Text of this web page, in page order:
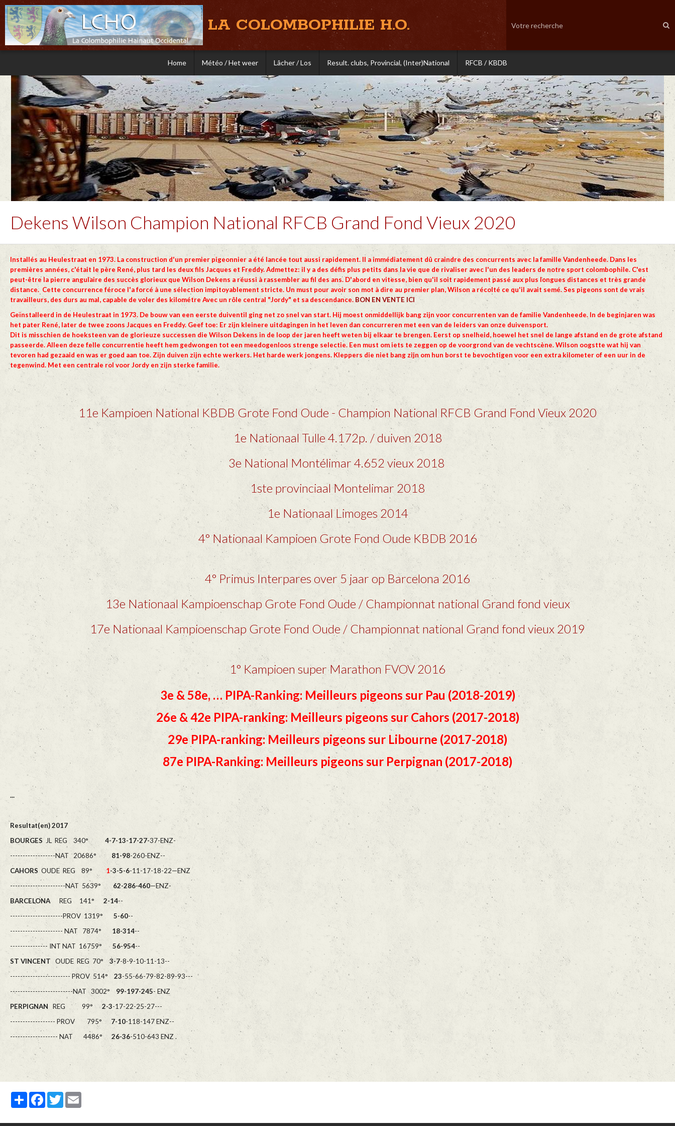
LA COLOMBOPHILIE H.O.
Home Météo / Het weer Lâcher / Los Result. clubs, Provincial, (Inter)National RFCB / KBDB
Dekens Wilson Champion National RFCB Grand Fond Vieux 2020
Installés au Heulestraat en 1973. La construction d'un premier pigeonnier a été lancée tout aussi rapidement. Il a immédiatement dû craindre des concurrents avec la famille Vandenheede. Dans les
premières années, c'était le père René, plus tard les deux fils Jacques et Freddy. Admettez: il y a des défis plus petits dans la vie que de rivaliser avec l'un des leaders de notre sport colombophile. C'est
peut-être la pierre angulaire des succès glorieux que Wilson Dekens a réussi à rassembler au fil des ans. D'abord en vitesse, bien qu'il soit rapidement passé aux plus longues distances et très grande
distance. Cette concurrence féroce l'a forcé à une sélection impitoyablement stricte. Un must pour avoir son mot à dire au premier plan, Wilson a récolté ce qu'il avait semé. Ses pigeons sont de vrais
travailleurs, des durs au mal, capable de voler des kilométre Avec un rôle central "Jordy" et sa descendance. BON EN VENTE ICI
Geïnstalleerd in de Heulestraat in 1973. De bouw van een eerste duiventil ging net zo snel van start. Hij moest onmiddellijk bang zijn voor concurrenten van de familie Vandenheede. In de beginjaren was
het pater René, later de twee zoons Jacques en Freddy. Geef toe: Er zijn kleinere uitdagingen in het leven dan concurreren met een van de leiders van onze duivensport.
Dit is misschien de hoeksteen van de glorieuze successen die Wilson Dekens in de loop der jaren heeft weten bij elkaar te brengen. Eerst op snelheid, hoewel het snel de lange afstand en de grote afstand
passeerde. Alleen deze felle concurrentie heeft hem gedwongen tot een meedogenloos strenge selectie. Een must om iets te zeggen op de voorgrond van de vechtscène. Wilson oogstte wat hij van
tevoren had gezaaid en was er goed aan toe. Zijn duiven zijn echte werkers. Het harde werk jongens. Kleppers die niet bang zijn om hun borst te bevochtigen voor een extra kilometer of een uur in de
tegenwind. Met een centrale rol voor Jordy en zijn sterke familie.
11e Kampioen National KBDB Grote Fond Oude - Champion National RFCB Grand Fond Vieux 2020
1e Nationaal Tulle 4.172p. / duiven 2018
3e National Montélimar 4.652 vieux 2018
1ste provinciaal Montelimar 2018
1e Nationaal Limoges 2014
4° Nationaal Kampioen Grote Fond Oude KBDB 2016
4° Primus Interpares over 5 jaar op Barcelona 2016
13e Nationaal Kampioenschap Grote Fond Oude / Championnat national Grand fond vieux
17e Nationaal Kampioenschap Grote Fond Oude / Championnat national Grand fond vieux 2019
1° Kampioen super Marathon FVOV 2016
3e & 58e, … PIPA-Ranking: Meilleurs pigeons sur Pau (2018-2019)
26e & 42e PIPA-ranking: Meilleurs pigeons sur Cahors (2017-2018)
29e PIPA-ranking: Meilleurs pigeons sur Libourne (2017-2018)
87e PIPA-Ranking: Meilleurs pigeons sur Perpignan (2017-2018)
...
Resultat(en) 2017
BOURGES JL REG 340° 4-7-13-17-27-37-ENZ-
------------------NAT 20686°
81-98-260-ENZ--
CAHORS OUDE REG 89° 1-3-5-6-11-17-18-22—ENZ
----------------------NAT 5639° 62-286-460—ENZ-
BARCELONA REG 141° 2-14--
---------------------PROV 1319° 5-60--
--------------------- NAT 7874° 18-314--
--------------- INT NAT 16759° 56-954--
ST VINCENT
OUDE REG 70°3-7-8-9-10-11-13--
------------------------ PROV 514° 23-55-66-79-82-89-93---
-------------------------NAT 3002° 99-197-245- ENZ
PERPIGNAN REG 99°2-3-17-22-25-27---
------------------ PROV 795°7-10-118-147 ENZ--
------------------- NAT 4486° 26-36-510-643 ENZ .
PartagerFacebook
Twitter